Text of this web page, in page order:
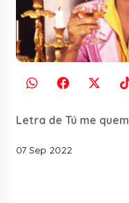
Letra de Tú me
07 Sep 2022